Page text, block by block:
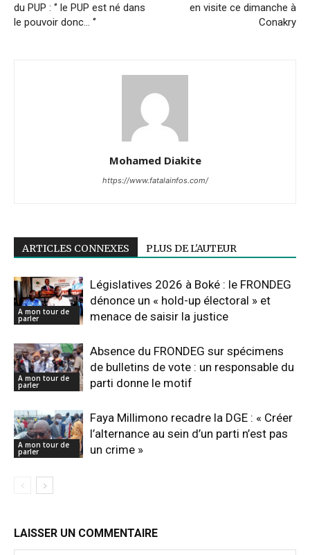
du PUP : ‘’ le PUP est né dans
le pouvoir donc… ‘’
en visite ce dimanche à
Conakry
Mohamed Diakite
https://www.fatalainfos.com/
ARTICLES CONNEXES PLUS DE L'AUTEUR
A mon tour de
parler
Législatives 2026 à Boké : le FRONDEG
dénonce un « hold-up électoral » et
menace de saisir la justice
A mon tour de
parler
Absence du FRONDEG sur spécimens
de bulletins de vote : un responsable du
parti donne le motif
A mon tour de
parler
Faya Millimono recadre la DGE : « Créer
l’alternance au sein d’un parti n’est pas
un crime »
LAISSER UN COMMENTAIRE